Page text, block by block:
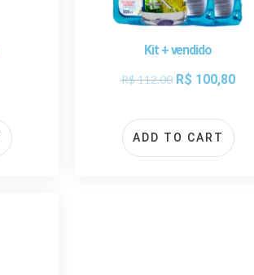
Kit + vendido
R$112,00 R$ 100,80
ADD TO CART